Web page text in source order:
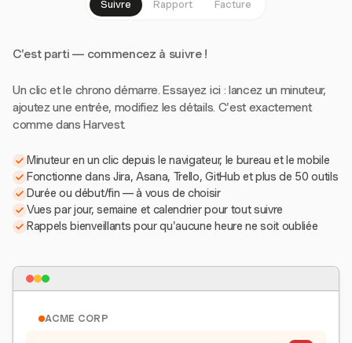
Suivre Rapport Facture
C'est parti — commencez à suivre !
Un clic et le chrono démarre. Essayez ici : lancez un minuteur,
ajoutez une entrée, modifiez les détails. C'est exactement
comme dans Harvest.
Minuteur en un clic depuis le navigateur, le bureau et le mobile
Fonctionne dans Jira, Asana, Trello, GitHub et plus de 50 outils
Durée ou début/fin — à vous de choisir
Vues par jour, semaine et calendrier pour tout suivre
Rappels bienveillants pour qu'aucune heure ne soit oubliée
ACME CORP